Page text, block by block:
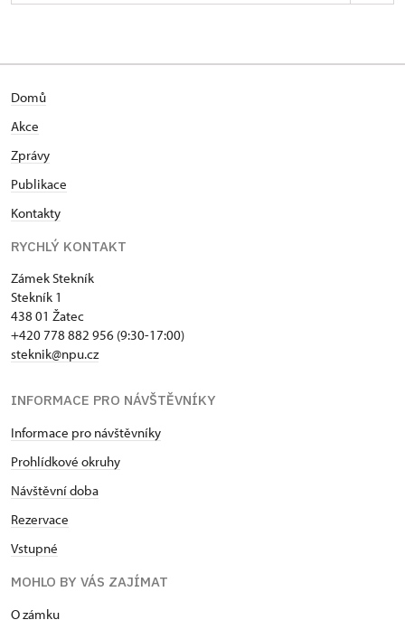
Domů
Akce
Zprávy
Publikace
Kontakty
RYCHLÝ KONTAKT
Zámek Stekník
Stekník 1
438 01 Žatec
+420 778 882 956 (9:30-17:00)
steknik@npu.cz
INFORMACE PRO NÁVŠTĚVNÍKY
Informace pro návštěvníky
Prohlídkové okruhy
Návštěvní doba
Rezervace
Vstupné
MOHLO BY VÁS ZAJÍMAT
O zámku